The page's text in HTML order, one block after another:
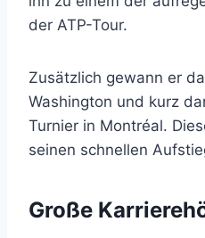
der ATP-Tour.
Zusätzlich gewann er
Washington und kurz
Turnier in Montréal.
seinen schnellen
Große